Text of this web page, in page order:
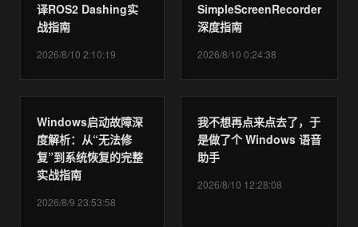
译ROS2 Dashing实
战指南
2026/8/10 2:10:19
SimpleScreenRecorder
深度指南
2026/8/10 0:24:38
Windows启动故障深
度解析：从“无法修
复”到系统恢复的完整
实战指南
2026/8/9 23:53:58
我不想再点来点去了，于
是做了个 Windows 语音
助手
2026/8/10 12:28:08